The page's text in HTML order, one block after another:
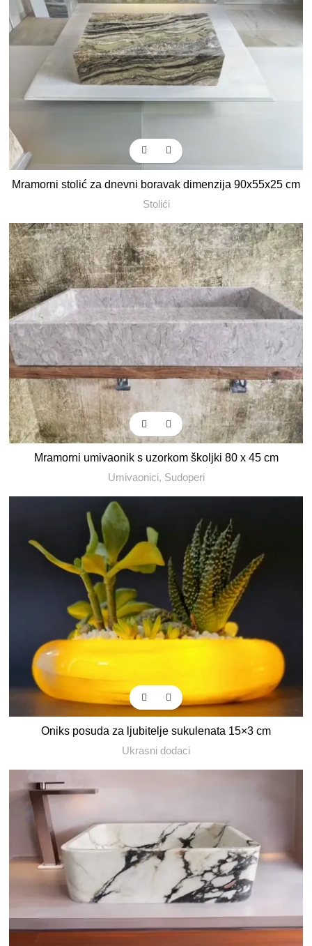
Mramorni stolić za dnevni boravak dimenzija 90x55x25 cm
Stolići
Mramorni umivaonik s uzorkom školjki 80 x 45 cm
Umivaonici, Sudoperi
Oniks posuda za ljubitelje sukulenata 15×3 cm
Ukrasni dodaci